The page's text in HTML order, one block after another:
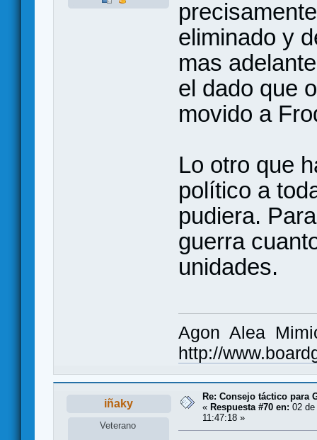
eliminado y
mas
el dado que
movido a
Lo otro que
político a
pudiera.
guerra
unidades.
Agon Alea
http://
iñaky
Veterano
Re: Consejo táctico para
« Respuesta #70 en: 02
11:47:18 »